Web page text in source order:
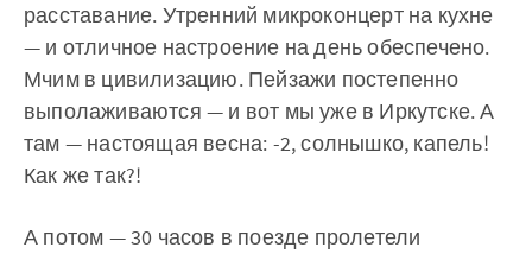
расставание. Утренний микроконцерт на кухне
— и отличное настроение на день обеспечено.
Мчим в цивилизацию. Пейзажи постепенно
выполаживаются — и вот мы уже в Иркутске. А
там — настоящая весна: -2, солнышко, капель!
Как же так?!
А потом — 30 часов в поезде пролетели